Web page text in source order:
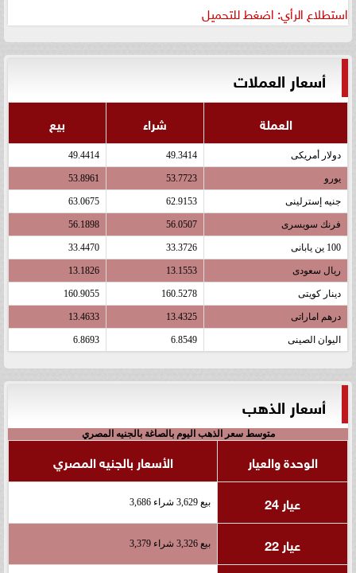
استطلاع الرأي: اضغط للتحميل
أسعار العملات
العملة شراء بيع
دولار أمريكى 49.3414
49.4414
يورو 53.7723
53.8961
جنيه إسترلينى 62.9153
63.0675
فرنك سويسرى 56.0507
56.1898
100 ين يابانى 33.3726
33.4470
ريال سعودى 13.1553
13.1826
دينار كويتى 160.5278
160.9055
درهم اماراتى 13.4325
13.4633
اليوان الصينى 6.8549
6.8693
أسعار الذهب
متوسط سعر الذهب اليوم بالصاغة بالجنيه المصري
الوحدة والعيار
الأسعار بالجنيه المصري
عيار 24
بيع 3,629 شراء 3,686
عيار 22 بيع 3,326 شراء 3,379